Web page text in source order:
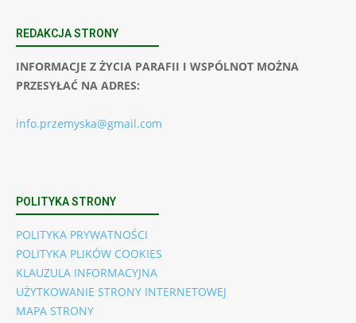
REDAKCJA STRONY
INFORMACJE Z ŻYCIA PARAFII I WSPÓLNOT MOŻNA
PRZESYŁAĆ NA ADRES:
info.przemyska@gmail.com
POLITYKA STRONY
POLITYKA PRYWATNOŚCI
POLITYKA PLIKÓW COOKIES
KLAUZULA INFORMACYJNA
UŻYTKOWANIE STRONY INTERNETOWEJ
MAPA STRONY